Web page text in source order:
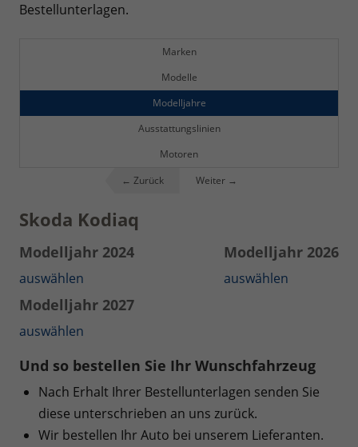
Bestellunterlagen.
Marken
Modelle
Modelljahre
Ausstattungslinien
Motoren
← Zurück
Weiter →
Skoda Kodiaq
Modelljahr 2024
auswählen
Modelljahr 2026
auswählen
Modelljahr 2027
auswählen
Und so bestellen Sie Ihr Wunschfahrzeug
Nach Erhalt Ihrer Bestellunterlagen senden Sie
diese unterschrieben an uns zurück.
Wir bestellen Ihr Auto bei unserem Lieferanten.